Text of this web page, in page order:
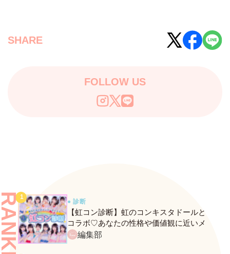
SHARE
FOLLOW US
● 診断
【虹コン診断】虹のコンキスタドールと
コラボ♡あなたの性格や価値観に近いメ
ンバーがわかる、fasmeの新診断がスター
編集部